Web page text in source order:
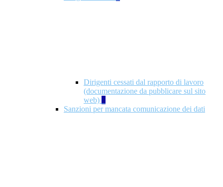
Dirigenti cessati dal rapporto di lavoro
(documentazione da pubblicare sul sito
web) 1
Sanzioni per mancata comunicazione dei dati